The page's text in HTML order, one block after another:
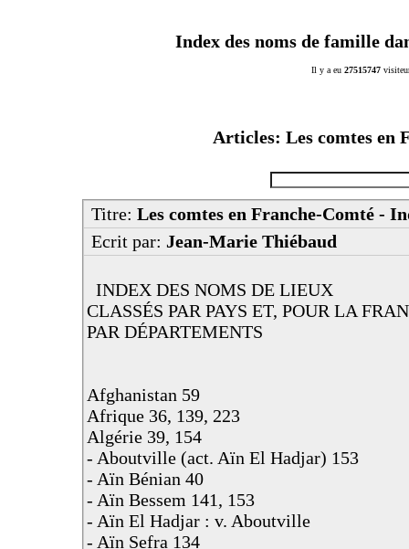
Index des noms de famille
Il y a eu 27515747
Articles: Les comtes en
Titre: Les comtes en Franche-Comté -
Ecrit par: Jean-Marie Thiébaud
INDEX DES NOMS DE LIEUX
CLASSÉS PAR PAYS ET, POUR LA
PAR DÉPARTEMENTS
Afghanistan 59
Afrique 36, 139, 223
Algérie 39, 154
- Aboutville (act. Aïn El Hadjar) 153
- Aïn Bénian 40
- Aïn Bessem 141, 153
- Aïn El Hadjar : v. Aboutville
- Aïn Sefra 134